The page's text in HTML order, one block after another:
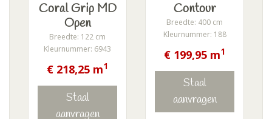
Coral Grip MD
Open
Breedte: 122 cm
Kleurnummer: 6943
€ 218,25 m1
Staal
aanvragen
Contour
Breedte: 400 cm
Kleurnummer: 188
€ 199,95 m1
Staal
aanvragen